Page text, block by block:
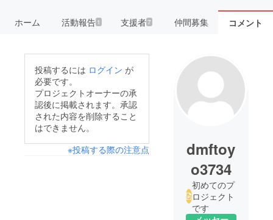
ホーム 活動報告1 支援者7 仲間募集 コメント
投稿するには ログイン が
必要です。
プロジェクトオーナーの承
認後に掲載されます。承認
された内容を削除すること
はできません。
※投稿する際の注意点
dmftoy
o3734
初めてのプ
ロジェクト
です